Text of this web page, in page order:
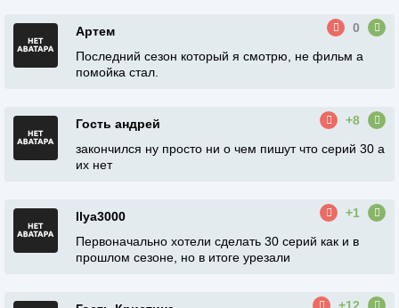
Артем
0
Последний сезон который я смотрю, не фильм а
помойка стал.
Гость андрей
+8
закончился ну просто ни о чем пишут что серий 30 а
их нет
Ilya3000
+1
Первоначально хотели сделать 30 серий как и в
прошлом сезоне, но в итоге урезали